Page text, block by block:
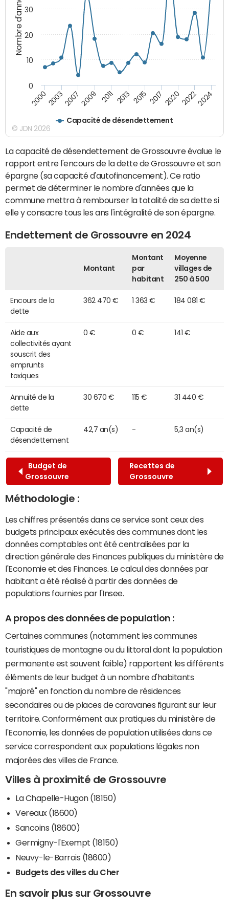
Nombre d'années
Capacité de désendettement
2000200320072009 2011 2013 2015 2017 202020222024
0
10
20
30
© JDN 2026
La capacité de désendettement de Grossouvre évalue le
rapport entre l'encours de la dette de Grossouvre et son
épargne (sa capacité d'autofinancement). Ce ratio
permet de déterminer le nombre d'années que la
commune mettra à rembourser la totalité de sa dette si
elle y consacre tous les ans l'intégralité de son épargne.
Endettement de Grossouvre en 2024
Montant
Montant
par
habitant
Moyenne
villages de
250 à 500
Encours de la
dette
362 470 € 1 363 € 184 081 €
Aide aux
collectivités ayant
souscrit des
emprunts
toxiques
0 € 0 € 141 €
Annuité de la
dette
30 670 € 115 € 31 440 €
Capacité de
désendettement
42,7 an(s) - 5,3 an(s)
Budget de
Grossouvre
Recettes de
Grossouvre
Méthodologie :
Les chiffres présentés dans ce service sont ceux des
budgets principaux exécutés des communes dont les
données comptables ont été centralisées par la
direction générale des Finances publiques du ministère de
l'Economie et des Finances. Le calcul des données par
habitant a été réalisé à partir des données de
populations fournies par l'Insee.
A propos des données de population :
Certaines communes (notamment les communes
touristiques de montagne ou du littoral dont la population
permanente est souvent faible) rapportent les différents
éléments de leur budget à un nombre d'habitants
"majoré" en fonction du nombre de résidences
secondaires ou de places de caravanes figurant sur leur
territoire. Conformément aux pratiques du ministère de
l'Economie, les données de population utilisées dans ce
service correspondent aux populations légales non
majorées des villes de France.
Villes à proximité de Grossouvre
La Chapelle-Hugon (18150)
Vereaux (18600)
Sancoins (18600)
Germigny-l'Exempt (18150)
Neuvy-le-Barrois (18600)
Budgets des villes du Cher
En savoir plus sur Grossouvre